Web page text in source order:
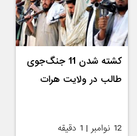
کشته شدن 11 جنگ‌جوی
طالب در ولایت هرات
12 نوامبر | 1 دقیقه